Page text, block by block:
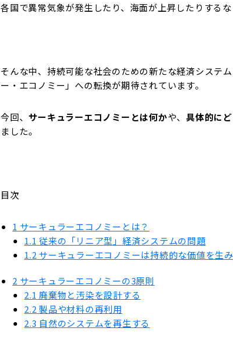
各国で異常気象が発生したり、海面が上昇したりする
そんな中、持続可能な社会のための新たな経済システ
ー・エコノミー」への転換が期待されています。
今回、 サーキュラーエコノミーとは何かや、 具体的に
ました。
目次
1 サーキュラーエコノミーとは？
1.1 従来の「リニア型」経済システムの問題
1.2サーキュラーエコノミーは持続的な価値を生
2 サーキュラーエコノミーの3原則
2.1 廃棄物と汚染を設計する
2.2製品や材料の再利用
2.3 自然のシステムを再生する